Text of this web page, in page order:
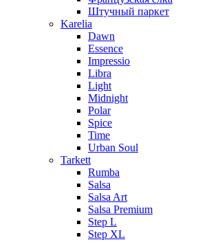
Штучный паркет
Karelia
Dawn
Essence
Impressio
Libra
Light
Midnight
Polar
Spice
Time
Urban Soul
Tarkett
Rumba
Salsa
Salsa Art
Salsa Premium
Step L
Step XL